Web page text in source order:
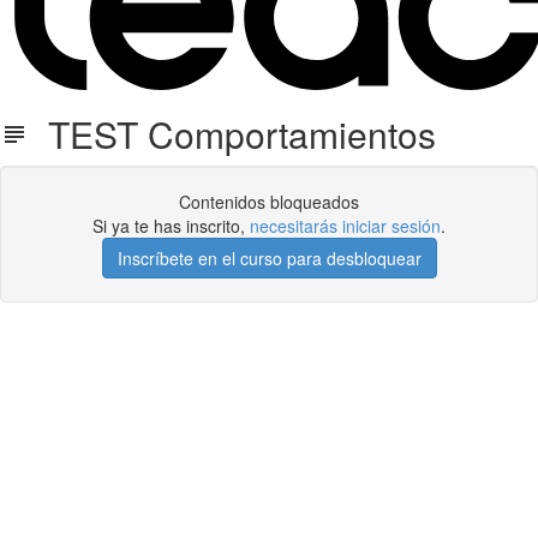
TEST Comportamientos
Contenidos bloqueados
Si ya te has inscrito, necesitarás iniciar sesión.
Inscríbete en el curso para desbloquear